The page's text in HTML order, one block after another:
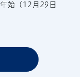
始（12月29日